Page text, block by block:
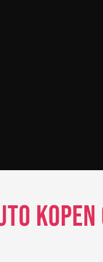
Kopen